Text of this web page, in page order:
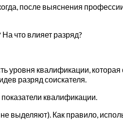
после выяснения
что влияет разряд?
квалификации,
разряд соискателя.
квалификации.
выделяют). Как правило,